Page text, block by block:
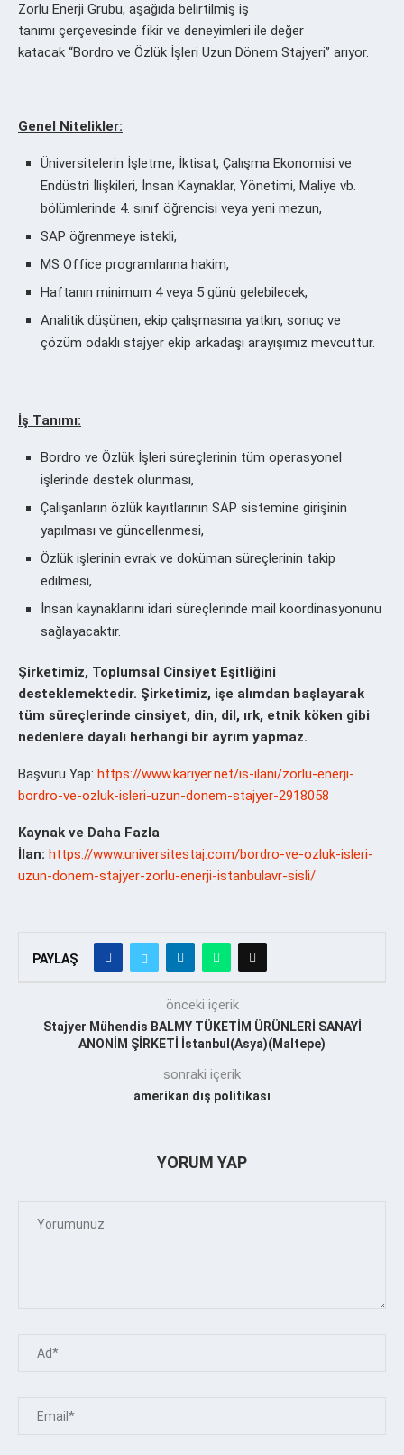
Zorlu Enerji Grubu, aşağıda belirtilmiş iş
tanımı çerçevesinde fikir ve deneyimleri ile değer
katacak “Bordro ve Özlük İşleri Uzun Dönem Stajyeri” arıyor.
Genel Nitelikler:
Üniversitelerin İşletme, İktisat, Çalışma Ekonomisi ve
Endüstri İlişkileri, İnsan Kaynaklar, Yönetimi, Maliye vb.
bölümlerinde 4. sınıf öğrencisi veya yeni mezun,
SAP öğrenmeye istekli,
MS Office programlarına hakim,
Haftanın minimum 4 veya 5 günü gelebilecek,
Analitik düşünen, ekip çalışmasına yatkın, sonuç ve
çözüm odaklı stajyer ekip arkadaşı arayışımız mevcuttur.
İş Tanımı:
Bordro ve Özlük İşleri süreçlerinin tüm operasyonel
işlerinde destek olunması,
Çalışanların özlük kayıtlarının SAP sistemine girişinin
yapılması ve güncellenmesi,
Özlük işlerinin evrak ve doküman süreçlerinin takip
edilmesi,
İnsan kaynaklarını idari süreçlerinde mail koordinasyonunu
sağlayacaktır.
Şirketimiz, Toplumsal Cinsiyet Eşitliğini
desteklemektedir. Şirketimiz, işe alımdan başlayarak
tüm süreçlerinde cinsiyet, din, dil, ırk, etnik köken gibi
nedenlere dayalı herhangi bir ayrım yapmaz.
Başvuru Yap: https://www.kariyer.net/is-ilani/zorlu-enerji-
bordro-ve-ozluk-isleri-uzun-donem-stajyer-2918058
Kaynak ve Daha Fazla
İlan: https://www.universitestaj.com/bordro-ve-ozluk-isleri-
uzun-donem-stajyer-zorlu-enerji-istanbulavr-sisli/
PAYLAŞ
önceki içerik
Stajyer Mühendis BALMY TÜKETİM ÜRÜNLERİ SANAYİ
ANONİM ŞİRKETİ İstanbul(Asya)(Maltepe)
sonraki içerik
amerikan dış politikası
YORUM YAP